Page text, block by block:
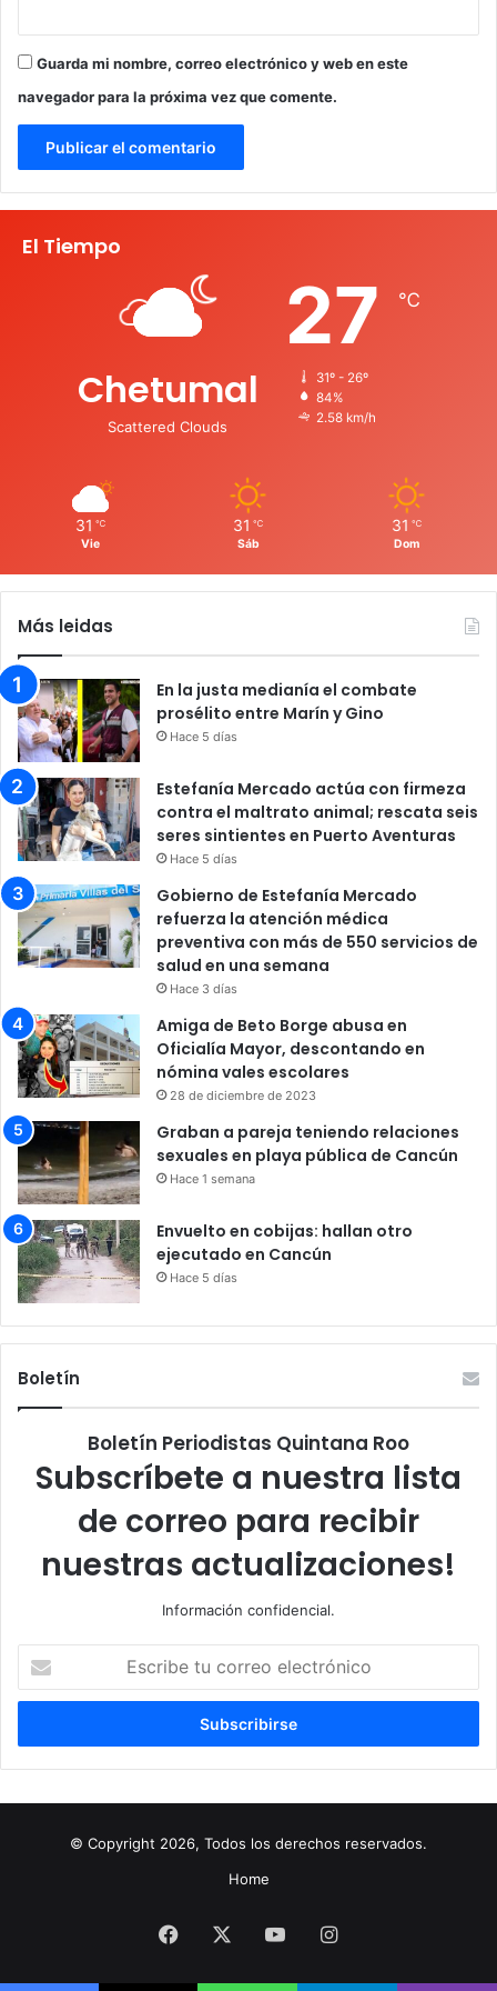
Guarda mi nombre, correo electrónico y web en este
navegador para la próxima vez que comente.
El Tiempo
Chetumal
Scattered Clouds
27 ℃
31º - 26º
84%
2.58 km/h
31 ℃
Vie
31 ℃
Sáb
31 ℃
Dom
Más leidas
En la justa medianía el combate
prosélito entre Marín y Gino
Hace 5 días
Estefanía Mercado actúa con firmeza
contra el maltrato animal; rescata seis
seres sintientes en Puerto Aventuras
Hace 5 días
Gobierno de Estefanía Mercado
refuerza la atención médica
preventiva con más de 550 servicios de
salud en una semana
Hace 3 días
Amiga de Beto Borge abusa en
Oficialía Mayor, descontando en
nómina vales escolares
28 de diciembre de 2023
Graban a pareja teniendo relaciones
sexuales en playa pública de Cancún
Hace 1 semana
Envuelto en cobijas: hallan otro
ejecutado en Cancún
Hace 5 días
Boletín
Boletín Periodistas Quintana Roo
Subscríbete a nuestra lista
de correo para recibir
nuestras actualizaciones!
Información confidencial.
correo
© Copyright 2026, Todos los derechos reservados.
Home
Facebook YouTubeInstagram